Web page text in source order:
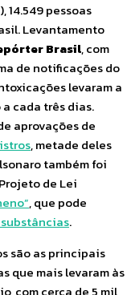
14.549 pessoas
Levantamento
Brasil, com
de notificações do
levaram a
cada três dias.
aprovações de
, metade deles
também foi
de Lei
, que pode
.
são as principais
que mais levaram às